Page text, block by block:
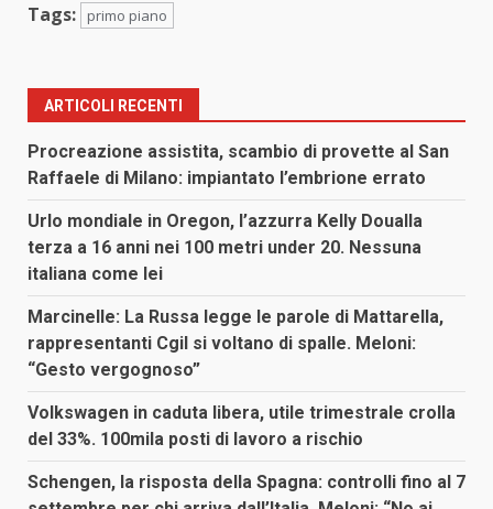
Tags: primo piano
ARTICOLI RECENTI
Procreazione assistita, scambio di provette al San
Raffaele di Milano: impiantato l’embrione errato
Urlo mondiale in Oregon, l’azzurra Kelly Doualla
terza a 16 anni nei 100 metri under 20. Nessuna
italiana come lei
Marcinelle: La Russa legge le parole di Mattarella,
rappresentanti Cgil si voltano di spalle. Meloni:
“Gesto vergognoso”
Volkswagen in caduta libera, utile trimestrale crolla
del 33%. 100mila posti di lavoro a rischio
Schengen, la risposta della Spagna: controlli fino al 7